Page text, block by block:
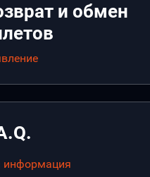
и обмен
информация